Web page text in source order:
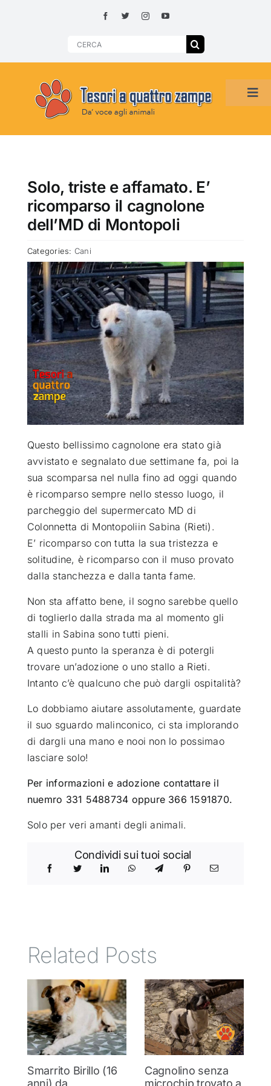
Search
HOME
SMARRITI O DA ADOTTARE
ADOTTATI O RITROVATI
ATTUALITÀ
VIDEO
CHI SIAMO
RUBRICHE
SEMPRE CON ME
Solo, triste e affamato. E’
ricomparso il cagnolone
dell’MD di Montopoli
Categories: Cani
Questo bellissimo cagnolone era stato già
avvistato e segnalato due settimane fa, poi la
sua scomparsa nel nulla fino ad oggi quando
è ricomparso sempre nello stesso luogo, il
parcheggio del supermercato MD di
Colonnetta di Montopoliin Sabina (Rieti).
E’ ricomparso con tutta la sua tristezza e
solitudine, è ricomparso con il muso provato
dalla stanchezza e dalla tanta fame.
Non sta affatto bene, il sogno sarebbe quello
di toglierlo dalla strada ma al momento gli
stalli in Sabina sono tutti pieni.
A questo punto la speranza è di potergli
trovare un’adozione o uno stallo a Rieti.
Intanto c’è qualcuno che può dargli ospitalità?
Lo dobbiamo aiutare assolutamente, guardate
il suo sguardo malinconico, ci sta implorando
di dargli una mano e nooi non lo possimao
lasciare solo!
Per informazioni e adozione contattare il
nuemro 331 5488734 oppure 366 1591870.
Solo per veri amanti degli animali.
Condividi sui tuoi social
Related Posts
Smarrito Birillo (16
anni) da
Cagnolino senza
microchip trovato a